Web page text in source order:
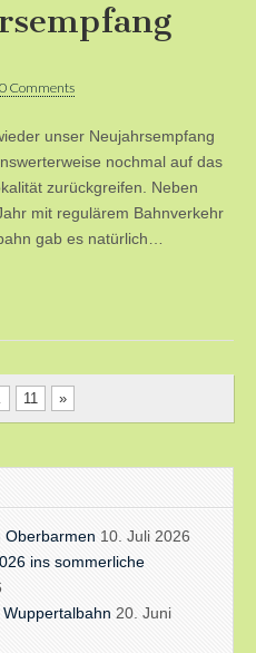
0 Comments
unser Neujahrsempfang
nochmal auf das
zurückgreifen. Neben
mit regulärem Bahnverkehr
gab es natürlich…
11 »
Oberbarmen 10. Juli 2026
ins sommerliche
20. Juni